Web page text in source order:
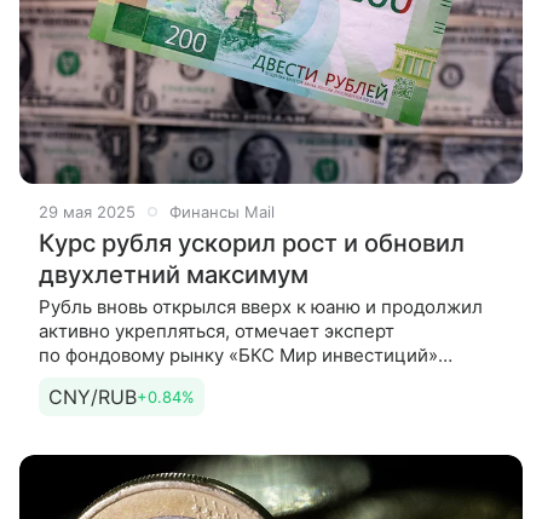
29 мая 2025 Финансы Mail
Курс рубля ускорил рост и обновил
двухлетний максимум
Рубль вновь открылся вверх к юаню и продолжил
активно укрепляться, отмечает эксперт
по фондовому рынку «БКС Мир инвестиций»
2023 г. приближалась к отметке 10,84
CNY/RUB+0.84%